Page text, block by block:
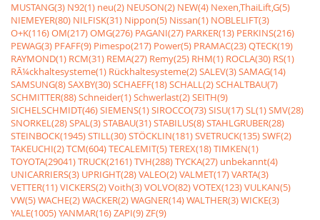
MUSTANG(3) N92(1) neu(2) NEUSON(2) NEW(4) Nexen,ThaiLift,G(5)
NIEMEYER(80) NILFISK(31) Nippon(5) Nissan(1) NOBLELIFT(3)
O+K(116)OM(217)OMG(276) PAGANI(27) PARKER(13) PERKINS(216)
PEWAG(3) PFAFF(9) Pimespo(217) Power(5) PRAMAC(23)QTECK(19)
RAYMOND(1) RCM(31) REMA(27) Remy(25) RHM(1) ROCLA(30) RS(1)
RÃ¼ckhaltesysteme(1) Rückhaltesysteme(2)SALEV(3)SAMAG(14)
SAMSUNG(8)SAXBY(30)SCHAEFF(18)SCHALL(2)SCHALTBAU(7)
SCHMITTER(88)Schneider(1)Schwerlast(2)SEITH(9)
SICHELSCHMIDT(46)SIEMENS(1)SIROCCO(73)SISU(17)SL(1)SMV(28)
SNORKEL(28)SPAL(3)STABAU(31)STABILUS(8)STAHLGRUBER(28)
STEINBOCK(1945)STILL(30)STÖCKLIN(181)SVETRUCK(135)SWF(2)
TAKEUCHI(2)TCM(604)TECALEMIT(5)TEREX(18)TIMKEN(1)
TOYOTA(29041)TRUCK(2161)TVH(288)TYCKA(27) unbekannt(4)
UNICARRIERS(3) UPRIGHT(28)VALEO(2)VALMET(17)VARTA(3)
VETTER(11)VICKERS(2)Voith(3)VOLVO(82)VOTEX(123)VULKAN(5)
VW(5)WACHE(2)WACKER(2)WAGNER(14)WALTHER(3)WICKE(3)
YALE(1005)YANMAR(16)ZAPI(9)ZF(9)